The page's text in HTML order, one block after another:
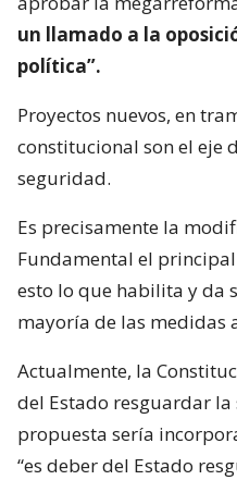
un llamado a la
política”.
Proyectos nuevos, en
constitucional son el eje
seguridad.
Es precisamente la
Fundamental el principal
esto lo que habilita y da
mayoría de las medidas
Actualmente, la
del Estado resguardar
propuesta sería
“es deber del Estado